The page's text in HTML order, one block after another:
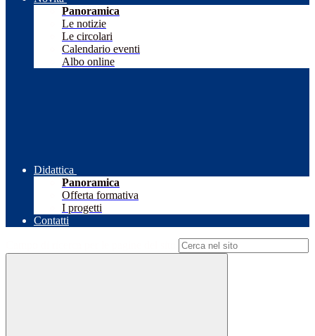
Panoramica
Le notizie
Le circolari
Calendario eventi
Albo online
Didattica
Panoramica
Offerta formativa
I progetti
Contatti